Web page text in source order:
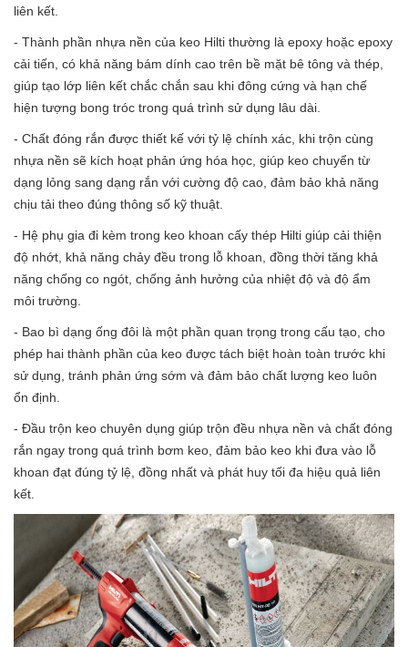
liên kết.
- Thành phần nhựa nền của keo Hilti thường là epoxy hoặc epoxy
cải tiến, có khả năng bám dính cao trên bề mặt bê tông và thép,
giúp tạo lớp liên kết chắc chắn sau khi đông cứng và hạn chế
hiện tượng bong tróc trong quá trình sử dụng lâu dài.
- Chất đóng rắn được thiết kế với tỷ lệ chính xác, khi trộn cùng
nhựa nền sẽ kích hoạt phản ứng hóa học, giúp keo chuyển từ
dạng lỏng sang dạng rắn với cường độ cao, đảm bảo khả năng
chịu tải theo đúng thông số kỹ thuật.
- Hệ phụ gia đi kèm trong keo khoan cấy thép Hilti giúp cải thiện
độ nhớt, khả năng chảy đều trong lỗ khoan, đồng thời tăng khả
năng chống co ngót, chống ảnh hưởng của nhiệt độ và độ ẩm
môi trường.
- Bao bì dạng ống đôi là một phần quan trọng trong cấu tạo, cho
phép hai thành phần của keo được tách biệt hoàn toàn trước khi
sử dụng, tránh phản ứng sớm và đảm bảo chất lượng keo luôn
ổn định.
- Đầu trộn keo chuyên dụng giúp trộn đều nhựa nền và chất đóng
rắn ngay trong quá trình bơm keo, đảm bảo keo khi đưa vào lỗ
khoan đạt đúng tỷ lệ, đồng nhất và phát huy tối đa hiệu quả liên
kết.